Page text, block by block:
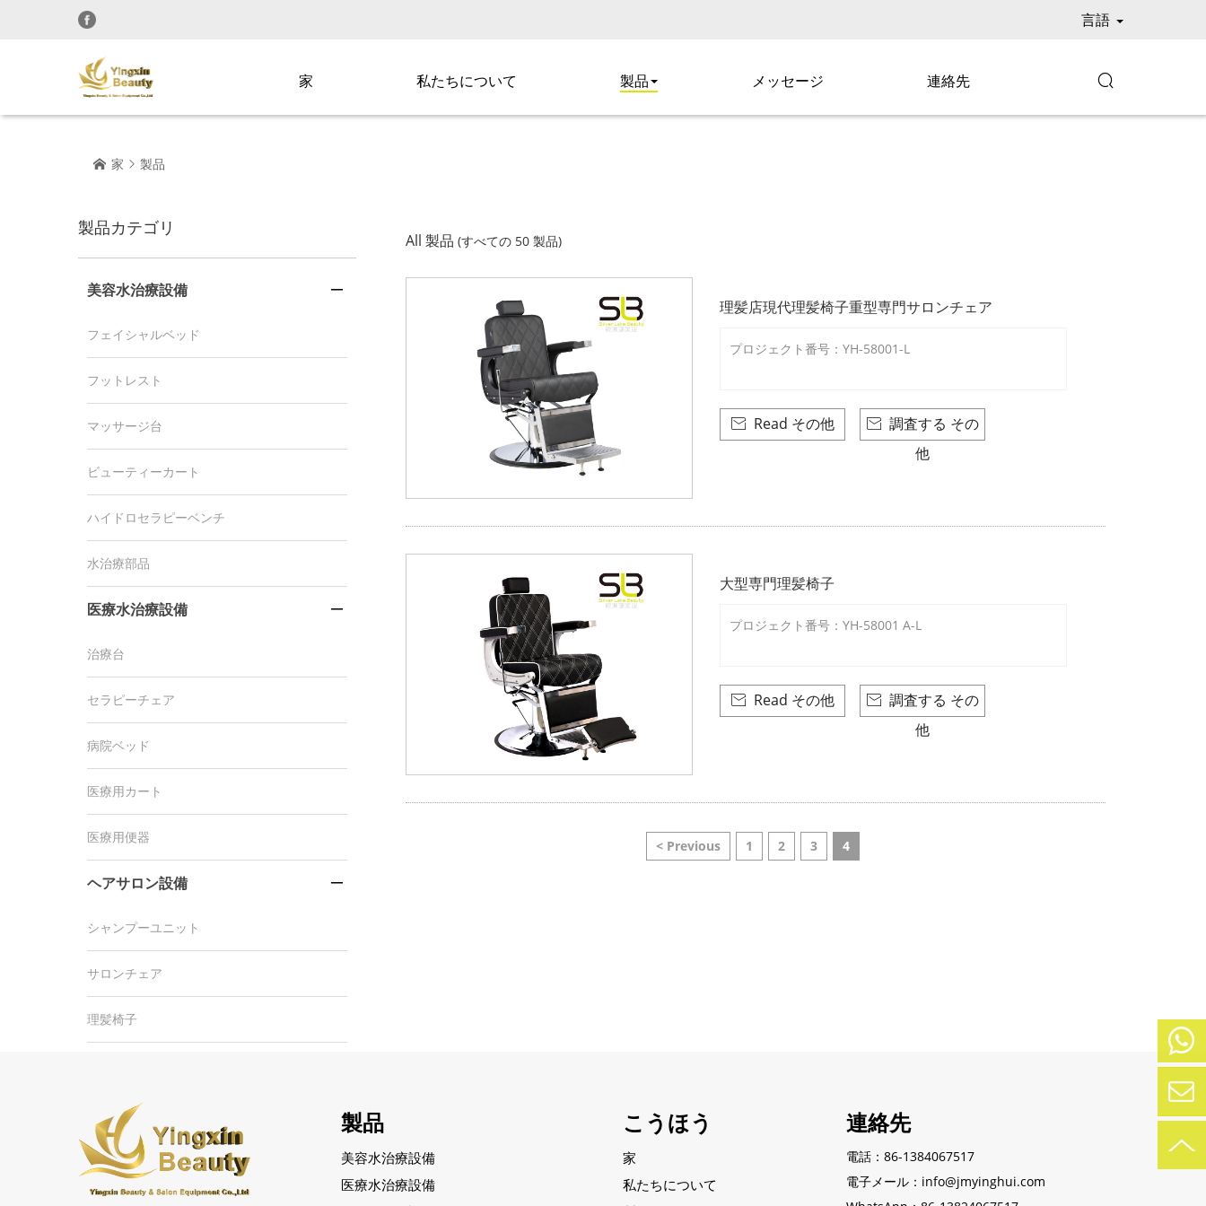
言語
家 私たちについて 製品 メッセージ 連絡先 
 家  製品
製品カテゴリ
美容水治療設備 
フェイシャルベッド
フットレスト
マッサージ台
ビューティーカート
ハイドロセラピーベンチ
水治療部品
医療水治療設備 
治療台
セラピーチェア
病院ベッド
医療用カート
医療用便器
ヘアサロン設備 
シャンプーユニット
サロンチェア
理髪椅子
All 製品 (すべての 50 製品)
理髪店現代理髪椅子重型専門サロンチェア
プロジェクト番号：YH-58001-L
 Read その他  調査する その
他
大型専門理髪椅子
プロジェクト番号：YH-58001 A-L
 Read その他  調査する その
他
< Previous 1 2 3 4
製品
美容水治療設備
医療水治療設備
こうほう
家
私たちについて
連絡先
電話：86-1384067517
電子メール：info@jmyinghui.com
Mobile
電話番
号:
+86-
138-
2406-
今すぐ